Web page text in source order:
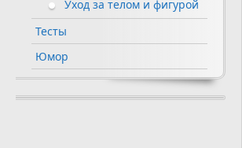
Уход за телом и фигурой
Тесты
Юмор